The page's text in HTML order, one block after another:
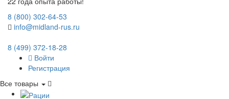
8 (800) 302-64-53
info@midland-rus.ru
8 (499) 372-18-28
Войти
Регистрация
Все товары